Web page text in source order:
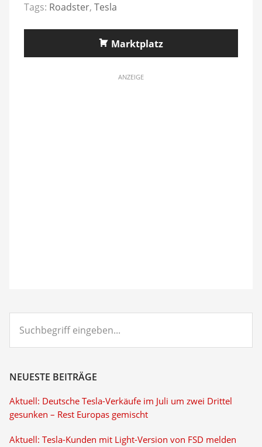
Tags: Roadster, Tesla
Marktplatz
ANZEIGE
eingeben...
NEUESTE BEITRÄGE
Aktuell: Deutsche Tesla-Verkäufe im Juli um zwei Drittel
gesunken – Rest Europas gemischt
Aktuell: Tesla-Kunden mit Light-Version von FSD melden